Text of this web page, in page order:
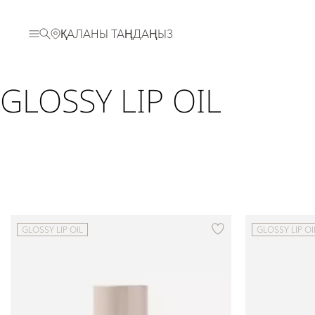
ҚАЛАНЫ ТАҢДАҢЫЗ
GLOSSY LIP OIL
GLOSSY LIP OIL GLOSSY LIP